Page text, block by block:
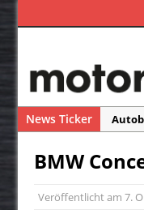
News Ticker
und
BMW
Veröffentlicht am7.